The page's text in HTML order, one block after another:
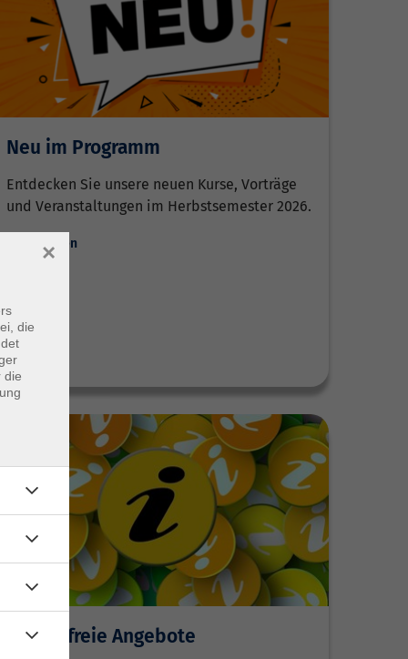
Neu im Programm
Entdecken Sie unsere neuen Kurse, Vorträge
und Veranstaltungen im Herbstsemester 2026.
Weiterlesen
Kostenfreie Angebote
die
die
×